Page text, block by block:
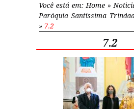
Você está em: Home »
Paróquia Santíssima
» 7.2
7.2